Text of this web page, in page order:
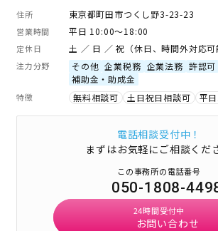
住所 東京都町田市つくし野3-23-23
営業時間 平日 10:00～18:00
定休日 土 ／ 日 ／ 祝（休日、時間外対応可
注力分野 その他 企業税務 企業法務 許認可
補助金・助成金
特徴 無料相談可 土日祝日相談可 平
電話相談受付中！
まずはお気軽にご相談くだ
この事務所の電話番号
050-1808-
24時間受付中
お問い合わせ